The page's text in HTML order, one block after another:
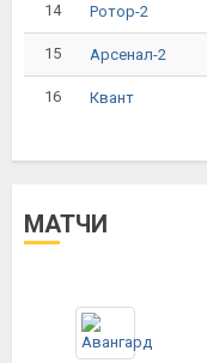
14 Ротор-2
15 Арсенал-2
16 Квант
МАТЧИ